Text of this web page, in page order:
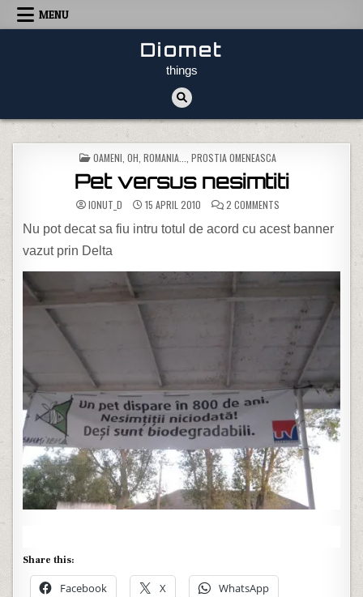
Skip to content
MENU
Diomet
things
POSTED IN
OAMENI OH, ROMANIA... PROSTIA OMENEASCA
Pet versus nesimtiti
IONUT_D 15 APRIL 2010 2 COMMENTSON PET VERSUS
Nu pot decat sa fiu intru totul de acord cu acest banner
vazut prin Delta
Share this:
Facebook X WhatsApp